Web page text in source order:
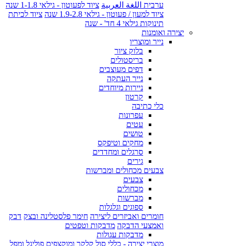
ערבית اللغة العربية ציוד לפעוטון - גילאי 1-1.8 שנה
ציוד למעון / פעוטון - גילאי 1.9-2.8 שנה
ציוד לכיתת
תינוקות גילאי 4 חד' - שנה
יצירה ואומנות
נייר ומוצריו
בלוק ציור
בריסטולים
דפים מעוצבים
נייר העתקה
ניירות מיוחדים
קרטון
כלי כתיבה
עפרונות
עטים
טושים
מחקים וטיפקס
סרגלים ומחדדים
גירים
צבעים מכחולים ומברשות
צבעים
מכחולים
מברשות
ספוגים וגלגלות
חומרים ואביזרים ליצירה חימר פלסטלינה ובצק דבק
ואמצעי הדבקה מדבקות וטפטים
מדבקות עגולות
מוצרי יצירה - כללי סול קלקר ומוקצפים פוליגל ומפל